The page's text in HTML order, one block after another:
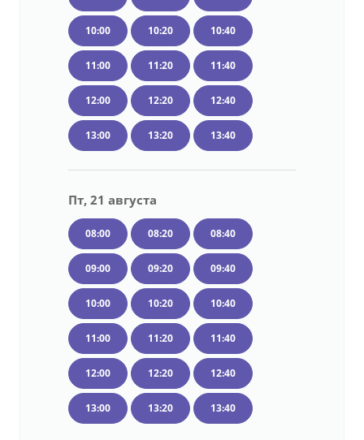
10:00 10:20 10:40
11:00 11:20 11:40
12:00 12:20 12:40
13:00 13:20 13:40
Пт, 21 августа
08:00 08:20 08:40
09:00 09:20 09:40
10:00 10:20 10:40
11:00 11:20 11:40
12:00 12:20 12:40
13:00 13:20 13:40